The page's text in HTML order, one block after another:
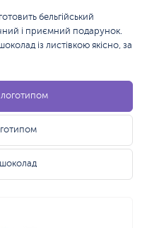
бельгійський
і приємний подарунок.
із листівкою якісно, за
логотипом
шоколад